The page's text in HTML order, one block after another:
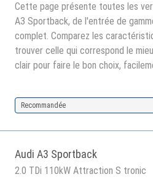
Cette page présente toutes les
A3 Sportback, de l'entrée de
complet. Comparez les
trouver celle qui correspond le
clair pour faire le bon choix,
Recommandée
Audi A3 Sportback
2.0 TDi 110kW Attraction S tronic